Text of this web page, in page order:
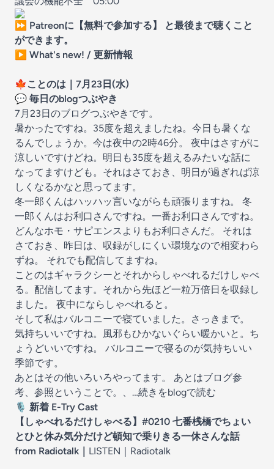
⏩ Patreonに【無料で参加する】 と最後まで聴くこと
ができます。
▶️ What's new! / 更新情報
🍁 ことのは｜7月23日(水)
💬 毎日のblogつぶやき
7月23日のブログつぶやきです。
暑かったですね。35度を超えましたね。今日も暑くな
るんでしょうか。今は夜中の2時46分。 夜中はさすがに
涼しいですけどね。明日も35度を超えるみたいな話に
なってますけども。それはさておき、明日が過ぎれば涼
しくなるかなと思ってます。
冬一郎くんはハッハッ言いながらも頑張りますね。 冬
一郎くんはお利口さんですね。一番お利口さんですね。
どんなホモ・サピエンスよりもお利口さんだ。 それは
さておき、昨日は、収録がしにくい環境なので相変わら
ずね。 それでも配信してますね。
ことのはギャラクシーとそれからしゃべれるだけしゃべ
る。配信してます。それから先ほど一粒万倍日を収録し
ました。 夜中にならしゃべれると。
そして私はバルコニーで寝ていました。さっきまで。
気持ちいいですね。風邪もひかないぐらい暖かいと。ち
ょうどいいですね。 バルコニーで寝るのが気持ちいい
季節です。
あとはその他いろいろやってます。 あとはブログ参
考、参照ということで。、 …続きをblogで読む
🎙️ 新着 E-Try Cast
【しゃべれるだけしゃべる】#0210 七番桟橋でちょい
とひと休み気分だけど頓知で乗りきる一休さんな話
from Radiotalk ｜ LISTEN｜ Radiotalk